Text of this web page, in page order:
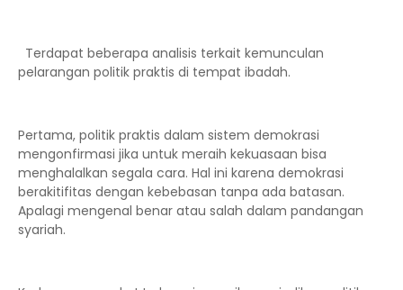
Terdapat beberapa analisis terkait kemunculan
pelarangan politik praktis di tempat ibadah.
Pertama, politik praktis dalam sistem demokrasi
mengonfirmasi jika untuk meraih kekuasaan bisa
menghalalkan segala cara. Hal ini karena demokrasi
berakitifitas dengan kebebasan tanpa ada batasan.
Apalagi mengenal benar atau salah dalam pandangan
syariah.